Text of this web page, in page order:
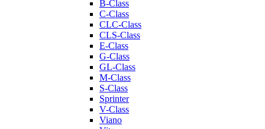
B-Class
C-Class
CLC-Class
CLS-Class
E-Class
G-Class
GL-Class
M-Class
S-Class
Sprinter
V-Class
Viano